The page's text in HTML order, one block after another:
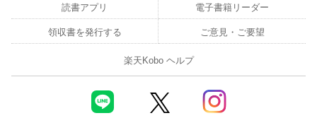
読書アプリ 電子書籍リーダー
領収書を発行する ご意見・ご要望
楽天Kobo ヘルプ